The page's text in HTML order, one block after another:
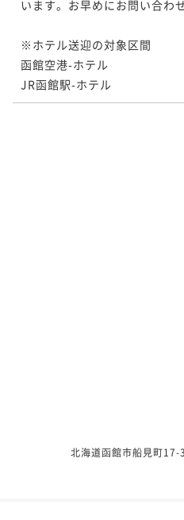
います。お早めにお問い合わ
※ホテル送迎の対象区間
函館空港-ホテル
JR函館駅-ホテル
北海道函館市船見町17-3